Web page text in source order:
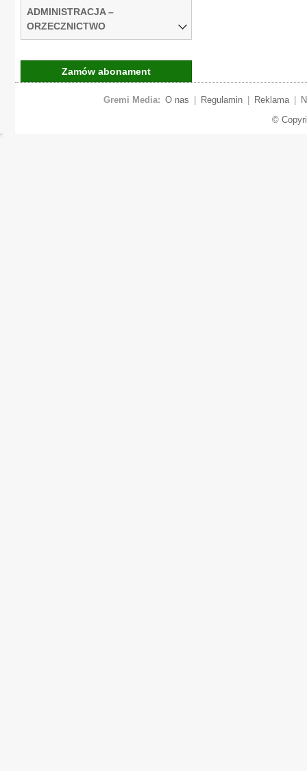
ADMINISTRACJA –
ORZECZNICTWO
Zamów abonament
Gremi Media: O nas Regulamin Reklama
©